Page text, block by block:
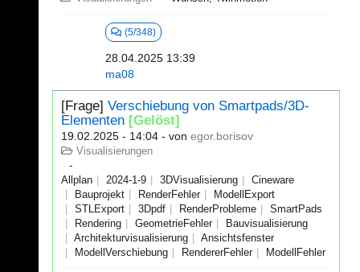
(5/348)
28.04.2025 13:39
ma08
[Frage] Verschiebung von Smartpads/3D-
Elementen [Gelöst]
19.02.2025 - 14:04 - von egor.borisov
Visualisierungen
Allplan 2024-1-9 3DVisualisierung
Cineware
Bauprojekt
RenderFehler
ModellExport
STLExport
3Dpdf RenderProbleme
SmartPads
Rendering
GeometrieFehler
Bauvisualisierung
Architekturvisualisierung
Ansichtsfenster
ModellVerschiebung
RendererFehler ModellFehler